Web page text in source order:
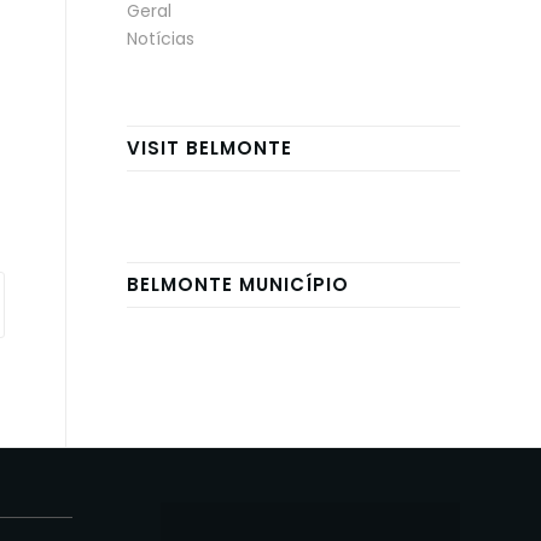
Geral
Notícias
VISIT BELMONTE
BELMONTE MUNICÍPIO